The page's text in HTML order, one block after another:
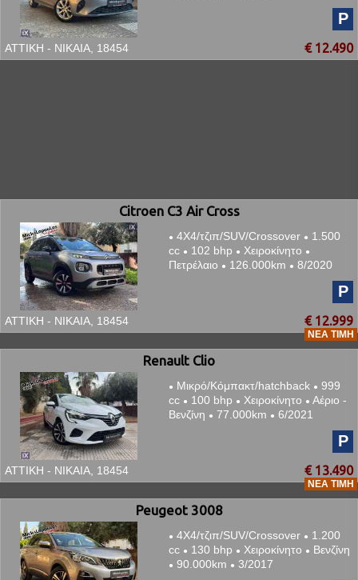
P
ΑΤΤΙΚΗ - ΝΙΚΑΙΑ, 18454 € 12.490
ΝΈΑ ΤΙΜΉ
Citroen C3 Air Cross
● 4Χ4/τζιπ/SUV/Crossover ● 1.500
cc ● 102 bhp ● Χειροκίνητο ●
Πετρέλαιο ● 126.000km ● 8/2020
P
ΑΤΤΙΚΗ - ΝΙΚΑΙΑ, 18454 € 12.999
ΝΈΑ ΤΙΜΉ
Renault Clio
● Μικρό/Κόμπακτ/hatchback ● 999
cc ● 100 bhp ● Χειροκίνητο ● Αέριο -
Βενζίνη ● 77.000km ● 6/2021
P
ΑΤΤΙΚΗ - ΝΙΚΑΙΑ, 18454 € 13.490
Peugeot 3008
● 4Χ4/τζιπ/SUV/Crossover ● 1.200
cc ● 130 bhp ● Χειροκίνητο ● Βενζίνη
● 90.000km ● 3/2017